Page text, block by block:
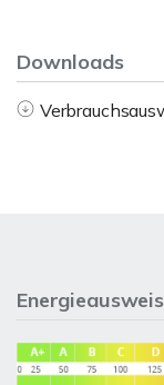
Downloads